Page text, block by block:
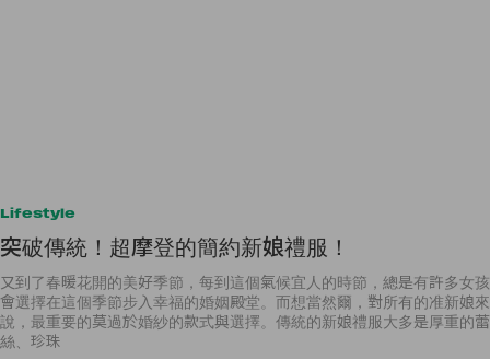
Lifestyle
突破傳統！超摩登的簡約新娘禮服！
又到了春暖花開的美好季節，每到這個氣候宜人的時節，總是有許多女孩
會選擇在這個季節步入幸福的婚姻殿堂。而想當然爾，對所有的准新娘來
說，最重要的莫過於婚紗的款式與選擇。傳統的新娘禮服大多是厚重的蕾
絲、珍珠